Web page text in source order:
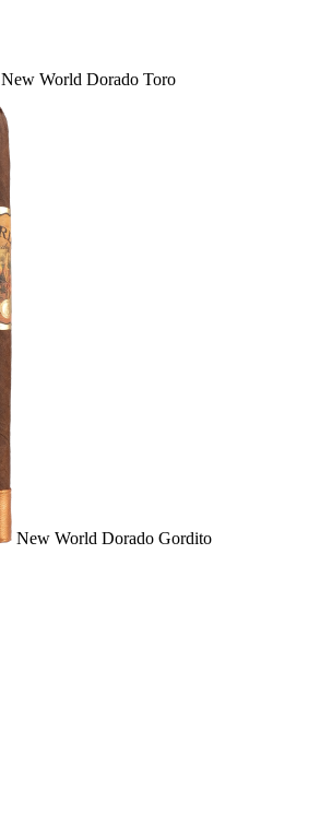
New World Dorado Toro
New World Dorado Gordito